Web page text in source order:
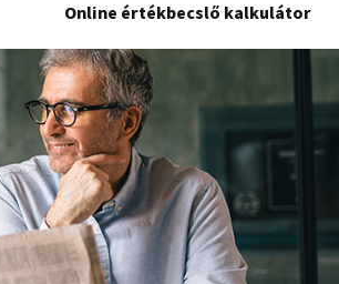
Online értékbecslő kalkulátor